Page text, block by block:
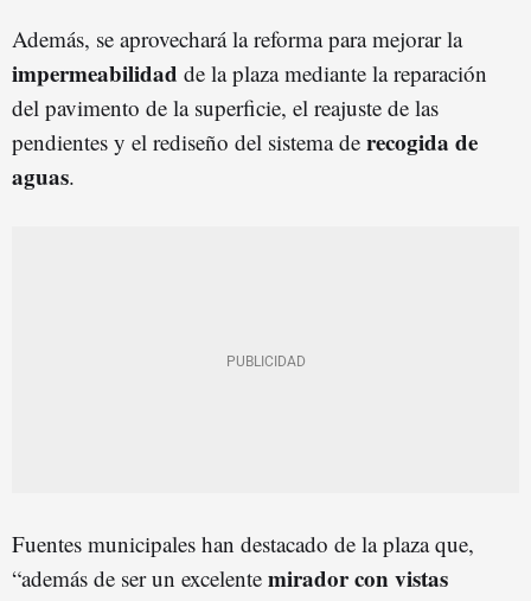
Además, se aprovechará la reforma para mejorar la
impermeabilidad de la plaza mediante la reparación
del pavimento de la superficie, el reajuste de las
pendientes y el rediseño del sistema de recogida de
aguas.
Fuentes municipales han destacado de la plaza que,
“además de ser un excelente mirador con vistas